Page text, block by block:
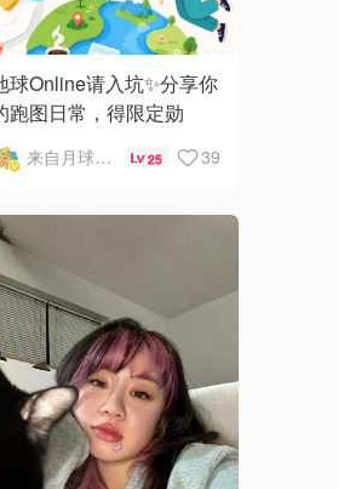
球Online请入坑✨分享你
跑图日常，得限定勋
章，赚金币+瓜分礼卡！
来自月球的晒晒君 25 39